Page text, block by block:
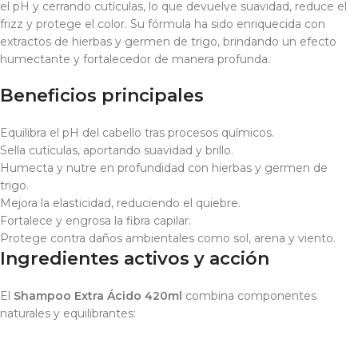
el pH y cerrando cutículas, lo que devuelve suavidad, reduce el
frizz y protege el color. Su fórmula ha sido enriquecida con
extractos de hierbas y germen de trigo, brindando un efecto
humectante y fortalecedor de manera profunda.
Beneficios principales
Equilibra el pH del cabello tras procesos químicos.
Sella cutículas, aportando suavidad y brillo.
Humecta y nutre en profundidad con hierbas y germen de
trigo.
Mejora la elasticidad, reduciendo el quiebre.
Fortalece y engrosa la fibra capilar.
Protege contra daños ambientales como sol, arena y viento.
Ingredientes activos y acción
El Shampoo Extra Ácido 420ml combina componentes
naturales y equilibrantes: